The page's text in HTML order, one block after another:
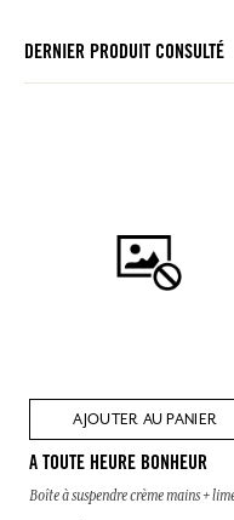
DERNIER PRODUIT CONSULTÉ
AJOUTER AU PANIER
A TOUTE HEURE BONHEUR
Boîte à suspendre crème mains +